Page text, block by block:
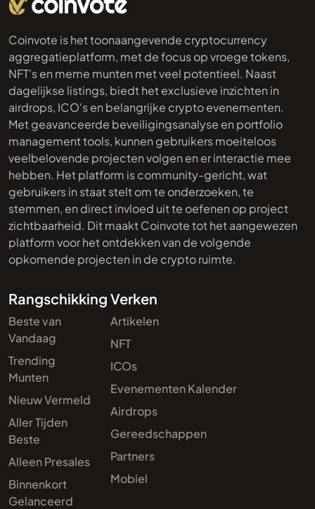
Coinvote is het toonaangevende cryptocurrency
aggregatieplatform, met de focus op vroege tokens,
NFT's en meme munten met veel potentieel. Naast
dagelijkse listings, biedt het exclusieve inzichten in
airdrops, ICO's en belangrijke crypto evenementen.
Met geavanceerde beveiligingsanalyse en portfolio
management tools, kunnen gebruikers moeiteloos
veelbelovende projecten volgen en er interactie mee
hebben. Het platform is community-gericht, wat
gebruikers in staat stelt om te onderzoeken, te
stemmen, en direct invloed uit te oefenen op project
zichtbaarheid. Dit maakt Coinvote tot het aangewezen
platform voor het ontdekken van de volgende
opkomende projecten in de crypto ruimte.
Rangschikking
Beste van
Vandaag
Trending
Munten
Nieuw Vermeld
Aller Tijden
Beste
Alleen Presales
Binnenkort
Gelanceerd
Verken
Artikelen
NFT
ICOs
Evenementen Kalender
Airdrops
Gereedschappen
Partners
Mobiel